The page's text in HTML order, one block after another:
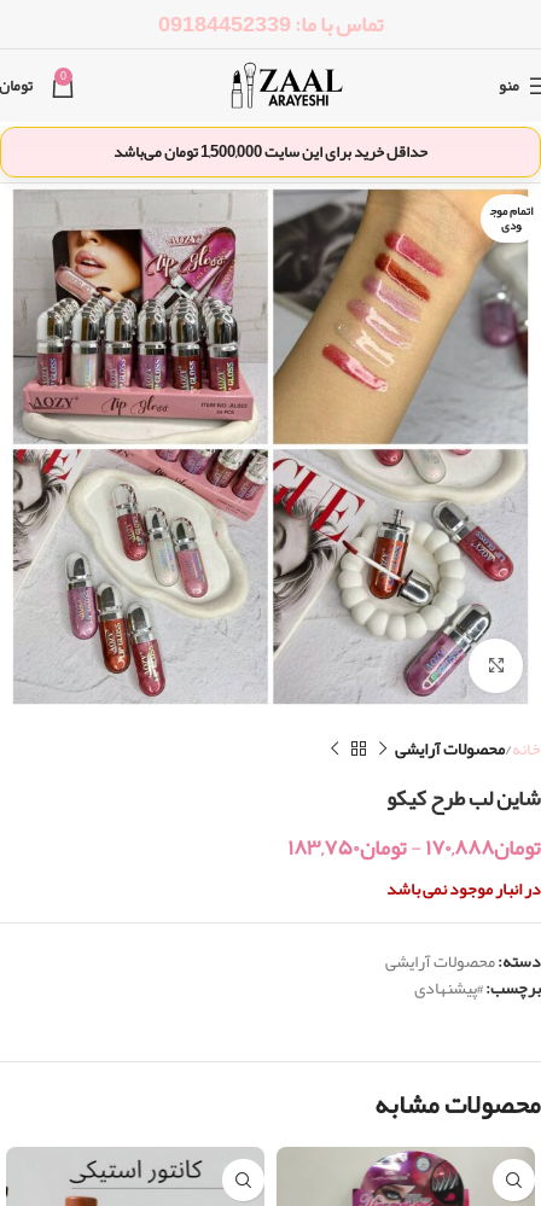
تماس با ما: 09184452339
منو 0 تومان
حداقل خرید برای این سایت1,500,000تومان می‌باشد
اتمام موج
ودی
بزرگنمایی تصویر
خانه محصولات آرایشی
شاین لب طرح کیکو
تومان۱۷۰,۸۸۸-تومان۱۸۳,۷۵۰
در انبار موجود نمی باشد
دسته:محصولات آرایشی
برچسب:#پیشنهادی
محصولات مشابه